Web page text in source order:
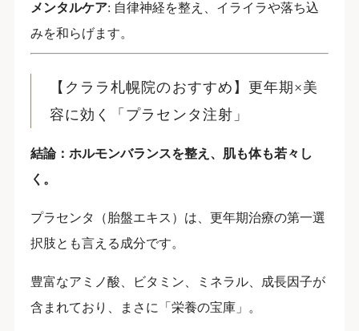
メンタルケア: 自律神経を整え、イライラや落ち込
みを和らげます。
【クララ札幌院のおすすめ】更年期×美
容に効く「プラセンタ注射」
結論：ホルモンバランスを整え、肌も体も若々し
く。
プラセンタ（胎盤エキス）は、更年期治療の第一選
択肢とも言える成分です。
豊富なアミノ酸、ビタミン、ミネラル、成長因子が
含まれており、まさに「栄養の宝庫」。